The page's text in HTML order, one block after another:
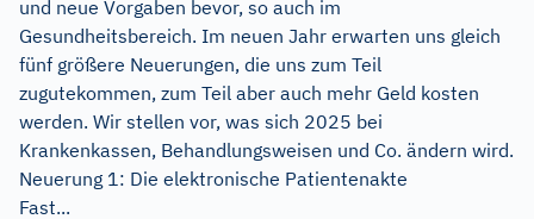
und neue Vorgaben bevor, so auch im
Gesundheitsbereich. Im neuen Jahr erwarten uns gleich
fünf größere Neuerungen, die uns zum Teil
zugutekommen, zum Teil aber auch mehr Geld kosten
werden. Wir stellen vor, was sich 2025 bei
Krankenkassen, Behandlungsweisen und Co. ändern wird.
Neuerung 1: Die elektronische Patientenakte
Fast...